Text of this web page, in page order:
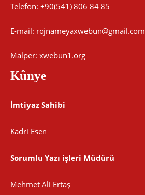
Telefon: +90(541) 806 84 85
E-mail: rojnameyaxwebun@gmail.com
Malper: xwebun1.org
Kûnye
İmtiyaz Sahibi
Kadri Esen
Sorumlu Yazı işleri Müdürü
Mehmet Ali Ertaş